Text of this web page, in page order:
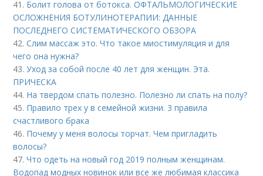
41. Болит голова от ботокса. ОФТАЛЬМОЛОГИЧЕСКИЕ
ОСЛОЖНЕНИЯ БОТУЛИНОТЕРАПИИ: ДАННЫЕ
ПОСЛЕДНЕГО СИСТЕМАТИЧЕСКОГО ОБЗОРА
42.Слим массаж это. Что такое миостимуляция и для
чего она нужна?
43.Уход за собой после 40 лет для женщин. Эта.
ПРИЧЕСКА
44. На твердом спать полезно. Полезно ли спать на полу?
45. Правило трех у в семейной жизни. 3 правила
счастливого брака
46. Почему у меня волосы торчат. Чем пригладить
волосы?
47.Что одеть на новый год 2019 полным женщинам.
Водопад модных новинок или все же любимая классика